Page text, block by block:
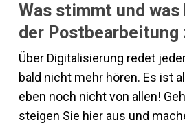
Was stimmt und
der Postbearbeitung
Über Digitalisierung redet
bald nicht mehr hören. Es ist
eben noch nicht von allen!
steigen Sie hier aus und